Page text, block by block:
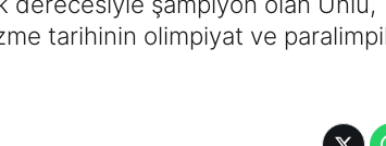
tarihinin olimpiyat ve